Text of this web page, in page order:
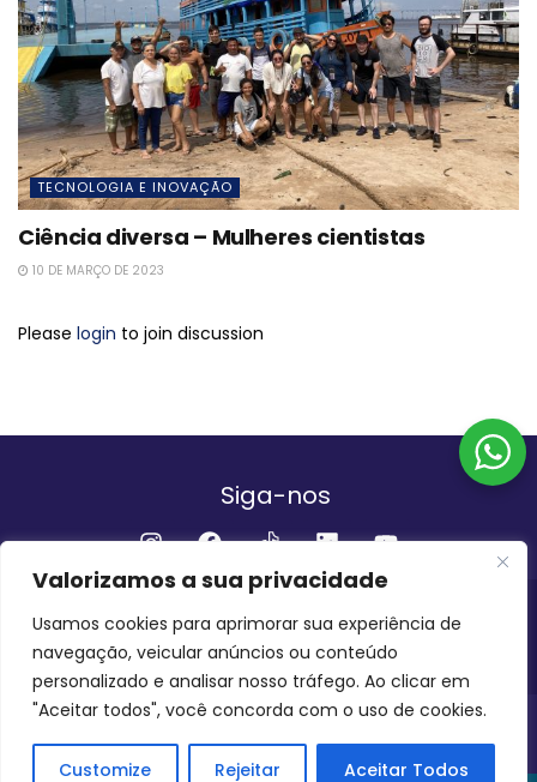
Valorizamos a sua privacidade
Usamos cookies para aprimorar sua experiência de
navegação, veicular anúncios ou conteúdo
personalizado e analisar nosso tráfego. Ao clicar em
"Aceitar todos", você concorda com o uso de cookies.
Customize Rejeitar Aceitar Todos
TECNOLOGIA E INOVAÇÃO
Ciência diversa – Mulheres cientistas
10 DE MARÇO DE 2023
Please login to join discussion
Siga-nos
Institucional
QUEM SOMOS FALE CONOSCO
INVEST AMAZÔNIA BRASIL
COPYRIGHT 2024 - 2026